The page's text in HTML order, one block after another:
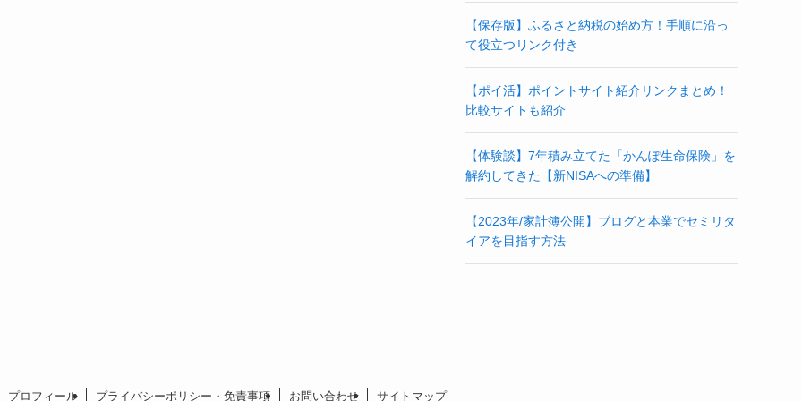
【保存版】ふるさと納税の始め方！手順に沿っ
て役立つリンク付き
【ポイ活】ポイントサイト紹介リンクまとめ！
比較サイトも紹介
【体験談】7年積み立てた「かんぽ生命保険」を
解約してきた【新NISAへの準備】
【2023年/家計簿公開】ブログと本業でセミリタ
イアを目指す方法
プロフィール プライバシーポリシー・免責事項 お問い合わせ サイトマップ